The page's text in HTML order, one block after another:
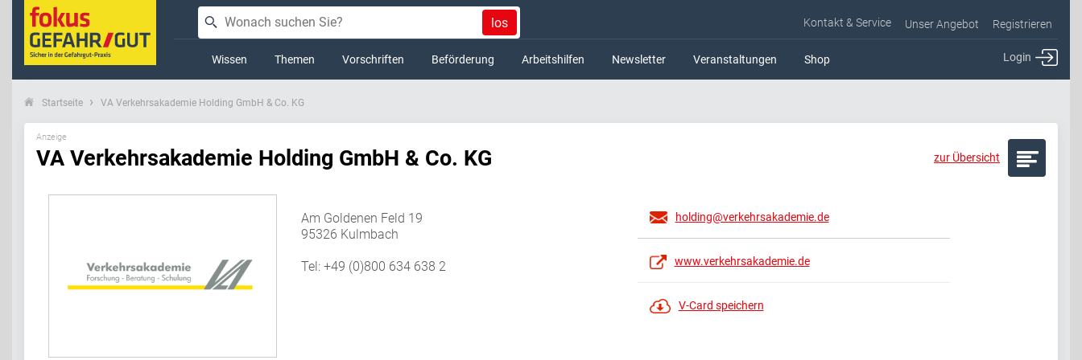
Kontakt & Service Unser Angebot Registrieren
los
Login
Wissen Themen Vorschriften Beförderung Arbeitshilfen Newsletter Veranstaltungen Shop
Startseite VA Verkehrsakademie Holding GmbH & Co. KG
Anzeige
VA Verkehrsakademie Holding GmbH & Co. KG zur Übersicht
Am Goldenen Feld 19
95326 Kulmbach
Tel: +49 (0)800 634 638 2
holding@verkehrsakademie.de
www.verkehrsakademie.de
V-Card speichern